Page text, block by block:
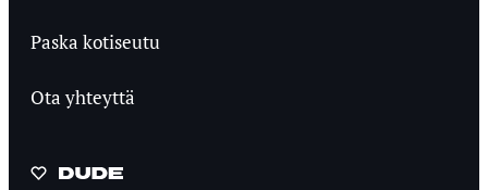
Paska kotiseutu
Ota yhteyttä